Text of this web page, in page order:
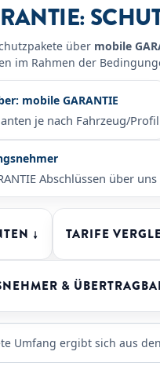
über mobile
im Rahmen der
mobile GARANTIE
je nach Fahrzeug/Profil
Abschlüssen über
↓ TARIFE
&
Umfang ergibt sich aus